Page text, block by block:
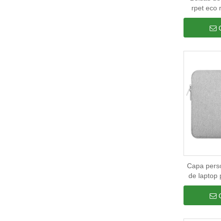
rpet eco
portátil
Capa
de laptop
bolsa de
laptop